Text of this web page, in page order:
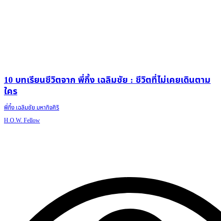
10 บทเรียนชีวิตจาก พี่กึ้ง เฉลิมชัย : ชีวิตที่ไม่เคยเดินตาม
ใคร
พี่กึ้ง เฉลิมชัย มหากิจศิริ
H.O.W. Fellow